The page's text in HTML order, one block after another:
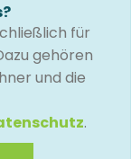
für
gehören
und die
.